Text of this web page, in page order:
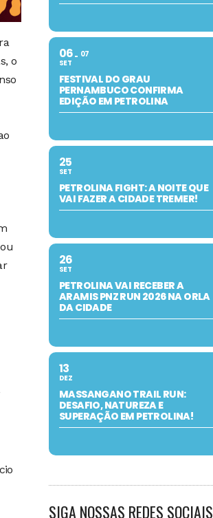
o
06
SET
07
FESTIVAL DO GRAU
PERNAMBUCO CONFIRMA
EDIÇÃO EM PETROLINA
25
SET
PETROLINA FIGHT: A NOITE QUE
VAI FAZER A CIDADE TREMER!
26
SET
PETROLINA VAI RECEBER A
ARAMIS PNZ RUN 2026 NA ORLA
DA CIDADE
13
DEZ
MASSANGANO TRAIL RUN:
DESAFIO, NATUREZA E
SUPERAÇÃO EM PETROLINA!
SIGA NOSSAS REDES SOCIAIS